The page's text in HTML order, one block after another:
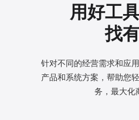
用好工
找
针对不同的经营需求和应
产品和系统方案， 帮助您
务，最大化